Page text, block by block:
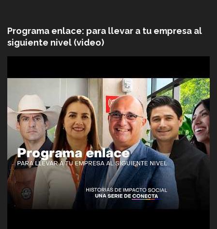
Programa enlace: para llevar a tu empresa al
siguiente nivel (video)